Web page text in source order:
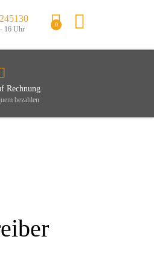
16 Uhr
0
Rechnung
bezahlen